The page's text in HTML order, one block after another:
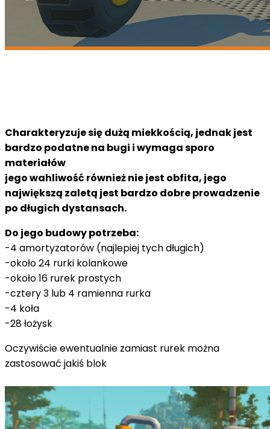
Charakteryzuje się dużą miekkością, jednak jest
bardzo podatne na bugi i wymaga sporo
materiałów
jego wahliwość również nie jest obfita, jego
największą zaletą jest bardzo dobre prowadzenie
po długich dystansach.
Do jego budowy potrzeba:
-4 amortyzatorów (najlepiej tych długich)
-około 24 rurki kolankowe
-około 16 rurek prostych
-cztery 3 lub 4 ramienna rurka
-4 koła
-28 łożysk
Oczywiście ewentualnie zamiast rurek można
zastosować jakiś blok